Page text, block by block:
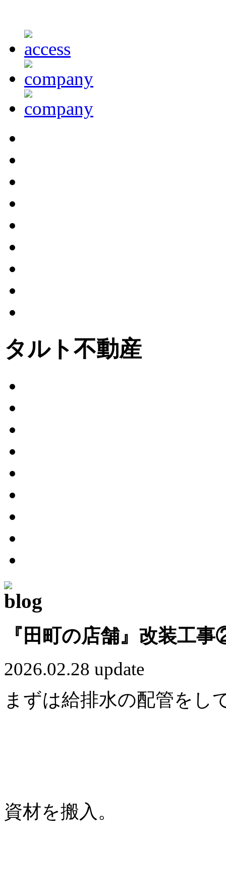
タルト不動産
『田町の店舗』改装工
2026.02.28 update
まずは給排水の配管をし
資材を搬入。